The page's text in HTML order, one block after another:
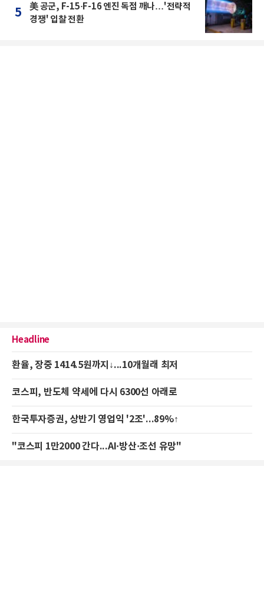
5
美 공군, F-15·F-16 엔진 독점 깨나…'전략적
경쟁' 입찰 전환
Headline
환율, 장중 1414.5원까지↓...10개월래 최저
코스피, 반도체 약세에 다시 6300선 아래로
한국투자증권, 상반기 영업익 '2조'...89%↑
"코스피 1만2000 간다...AI·방산·조선 유망"